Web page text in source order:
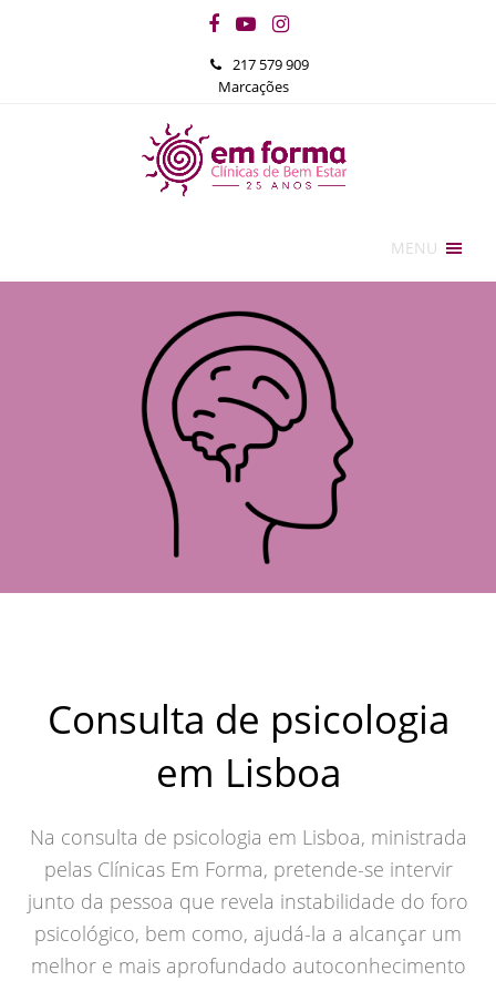
Facebook
YouTubeInstagram
217 579 909
Marcações
MENU
Consulta de psicologia
em Lisboa
Na consulta de psicologia em Lisboa, ministrada
pelas Clínicas Em Forma, pretende-se intervir
junto da pessoa que revela instabilidade do foro
psicológico, bem como, ajudá-la a alcançar um
melhor e mais aprofundado autoconhecimento